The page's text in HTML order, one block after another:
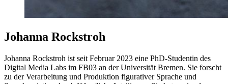
Johanna Rockstroh
Johanna Rockstroh ist seit Februar 2023 eine PhD-Studentin des
Digital Media Labs im FB03 an der Universität Bremen. Sie forscht
zu der Verarbeitung und Produktion figurativer Sprache und